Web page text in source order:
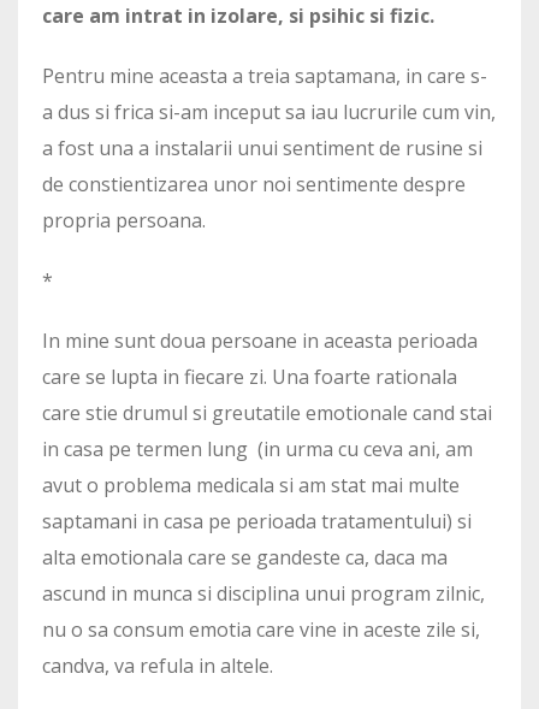
care am intrat in izolare, si psihic si fizic.
Pentru mine aceasta a treia saptamana, in care s-
a dus si frica si-am inceput sa iau lucrurile cum vin,
a fost una a instalarii unui sentiment de rusine si
de constientizarea unor noi sentimente despre
propria persoana.
*
In mine sunt doua persoane in aceasta perioada
care se lupta in fiecare zi. Una foarte rationala
care stie drumul si greutatile emotionale cand stai
in casa pe termen lung (in urma cu ceva ani, am
avut o problema medicala si am stat mai multe
saptamani in casa pe perioada tratamentului) si
alta emotionala care se gandeste ca, daca ma
ascund in munca si disciplina unui program zilnic,
nu o sa consum emotia care vine in aceste zile si,
candva, va refula in altele.